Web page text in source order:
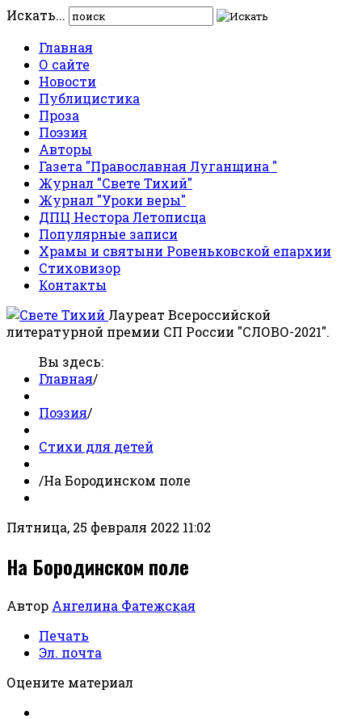
Искать...
Главная
О сайте
Новости
Публицистика
Проза
Поэзия
Авторы
Газета "Православная Луганщина "
Журнал "Свете Тихий"
Журнал "Уроки веры"
ДПЦ Нестора Летописца
Популярные записи
Храмы и святыни Ровеньковской епархии
Стиховизор
Контакты
Лауреат Всероссийской
литературной премии СП России "СЛОВО-2021".
Вы здесь:
Главная/
Поэзия/
Стихи для детей
/На Бородинском поле
Пятница, 25 февраля 2022 11:02
На Бородинском поле
Автор Ангелина Фатежская
Печать
Эл. почта
Оцените материал